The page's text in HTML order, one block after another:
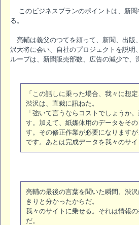
このビジネスプランのポイントは、新聞
る。
亮輔は義父のつてを頼って、新聞、出版
沢大将に会い、自社のプロジェクトを説
ループは、新聞販売部数、広告の減少で、
「この話しに乗った場合、我々に想
渋沢は、直裁に訊ねた。
「強いて言うならコストでしょうか
す。加えて、紙媒体用のデータをそ
す。その修正作業が必要になります
です。あとは完成データを我々のサ
亮輔の最後の言葉を聞いた瞬間、渋
きりと分かったからだ。
我々のサイトに乗せる。それは情報
だ。